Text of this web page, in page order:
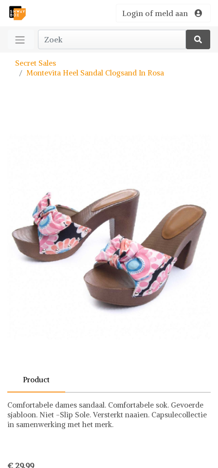
Login of meld aan
Secret Sales
Montevita Heel Sandal Clogsand In Rosa
Product
Comfortabele dames sandaal. Comfortabele sok. Gevoerde
sjabloon. Niet -Slip Sole. Versterkt naaien. Capsulecollectie
in samenwerking met het merk.
€ 29,99